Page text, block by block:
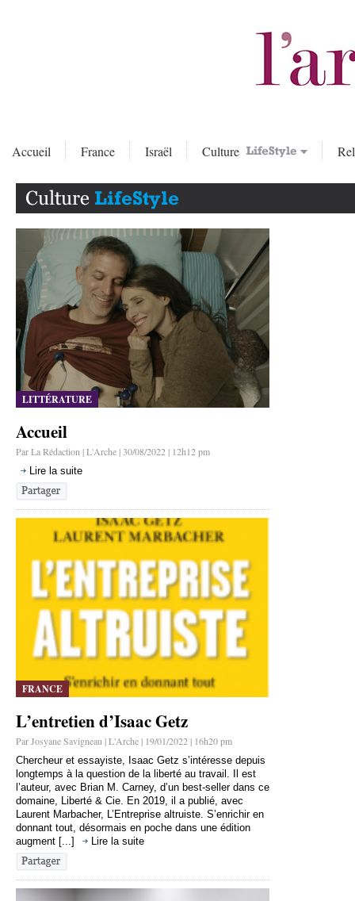
Accueil France Israël Culture
LITTÉRATURE
Accueil
Par La Rédaction | L'Arche | 30/08/2022 | 12h12 pm
Lire la suite
FRANCE
L’entretien d’Isaac Getz
Par Josyane Savigneau | L'Arche | 19/01/2022 | 16h20 pm
Chercheur et essayiste, Isaac Getz s’intéresse depuis
longtemps à la question de la liberté au travail. Il est
l’auteur, avec Brian M. Carney, d’un best-seller dans ce
domaine, Liberté & Cie. En 2019, il a publié, avec
Laurent Marbacher, L’Entreprise altruiste. S’enrichir en
donnant tout, désormais en poche dans une édition
augment [...]
Lire la suite